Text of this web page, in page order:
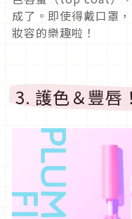
成了。即使得戴口罩
妝容的樂趣啦！
3. 護色＆豐唇